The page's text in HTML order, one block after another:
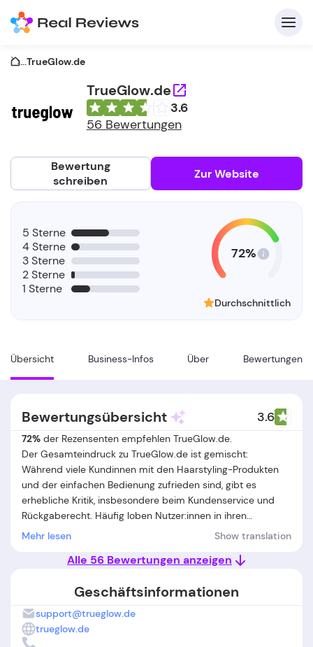
...TrueGlow.de
TrueGlow.de
3.6
56 Bewertungen
Bewertung
schreiben
Zur Website
Übersicht Business-Infos Über Bewertungen
5 Sterne
4 Sterne
3 Sterne
2 Sterne
1 Sterne
72%
Durchschnittlich
Bewertungsübersicht 3.6
72% der Rezensenten empfehlen TrueGlow.de.
Der Gesamteindruck zu TrueGlow.de ist gemischt:
Während viele Kundinnen mit den Haarstyling-Produkten
und der einfachen Bedienung zufrieden sind, gibt es
erhebliche Kritik, insbesondere beim Kundenservice und
Rückgaberecht. Häufig loben Nutzer:innen in ihren
TrueGlow.de Erfahrungen die hochwertige Verpackung, die
die vielseitige Anwendbarkeit der Geräte, was das Styling
übersichtliche Webseite und die unkomplizierte Bestellung
hervor. Demgegenüber stehen zahlreiche Beschwerden:
Viele Kund:innen berichten, dass Rückerstattungen bei
Retouren entweder gar nicht oder nur in Form von
Mehr lesen Show translation
Alle 56 Bewertungen anzeigen
Geschäftsinformationen
support@trueglow.de
trueglow.de